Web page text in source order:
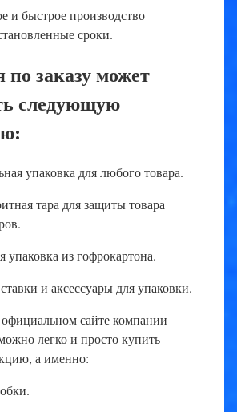
и быстрое производство
сроки.
заказу может
следующую
упаковка для любого товара.
тара для защиты товара
упаковка из гофрокартона.
и аксессуары для упаковки.
сайте компании
легко и просто купить
а именно: